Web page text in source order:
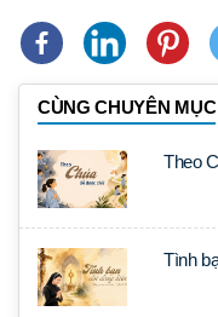
CÙNG CHUYÊN MỤC
Theo
Tình